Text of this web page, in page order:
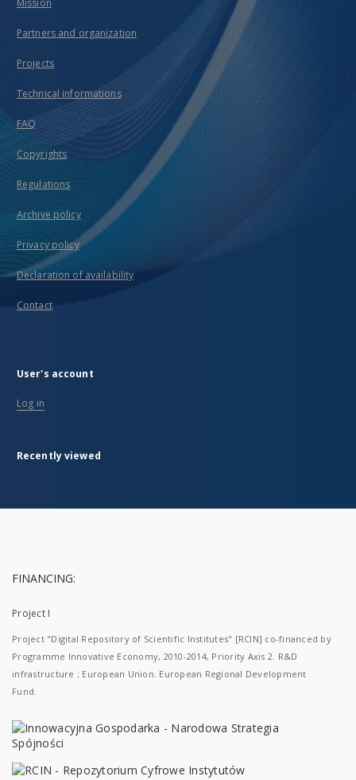
Mission
Partners and organization
Projects
Technical informations
FAQ
Copyrights
Regulations
Archive policy
Privacy policy
Declaration of availability
Contact
User's account
Log in
Recently viewed
FINANCING:
Project I
Project "Digital Repository of Scientific Institutes" [RCIN] co-financed by
Programme Innovative Economy, 2010-2014, Priority Axis 2. R&D
infrastructure ; European Union. European Regional Development
Fund.